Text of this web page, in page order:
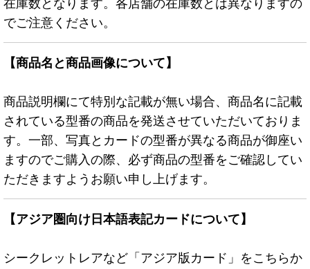
在庫数となります。各店舗の在庫数とは異なりますの
でご注意ください。
【商品名と商品画像について】
商品説明欄にて特別な記載が無い場合、商品名に記載
されている型番の商品を発送させていただいておりま
す。一部、写真とカードの型番が異なる商品が御座い
ますのでご購入の際、必ず商品の型番をご確認してい
ただきますようお願い申し上げます。
【アジア圏向け日本語表記カードについて】
シークレットレアなど「アジア版カード」をこちらか